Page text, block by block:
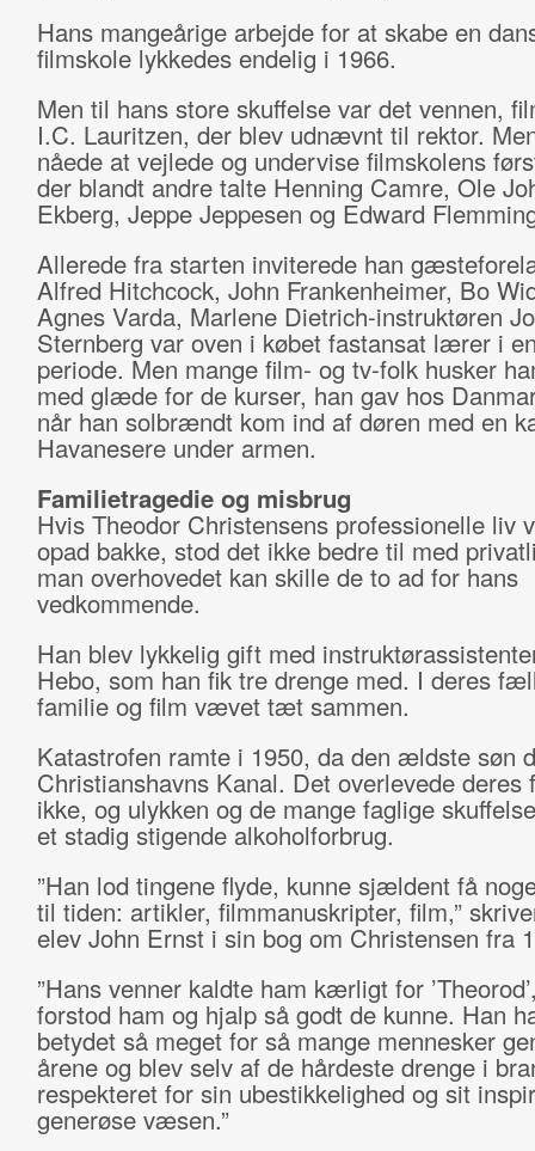
Hans mangeårige arbejde for at skabe en
filmskole lykkedes endelig i 1966.
Men til hans store skuffelse var det vennen,
I.C. Lauritzen, der blev udnævnt til rektor.
nåede at vejlede og undervise filmskolens
der blandt andre talte Henning Camre, Ole
Ekberg, Jeppe Jeppesen og Edward
Allerede fra starten inviterede han
Alfred Hitchcock, John Frankenheimer, Bo
Agnes Varda, Marlene Dietrich-instruktøren
Sternberg var oven i købet fastansat lærer i
periode. Men mange film- og tv-folk husker
med glæde for de kurser, han gav hos
når han solbrændt kom ind af døren med en
Havanesere under armen.
Familietragedie og misbrug
Hvis Theodor Christensens professionelle liv
opad bakke, stod det ikke bedre til med
man overhovedet kan skille de to ad for hans
vedkommende.
Han blev lykkelig gift med
Hebo, som han fik tre drenge med. I deres
familie og film vævet tæt sammen.
Katastrofen ramte i 1950, da den ældste søn
Christianshavns Kanal. Det overlevede deres
ikke, og ulykken og de mange faglige
et stadig stigende alkoholforbrug.
”Han lod tingene flyde, kunne sjældent få
til tiden: artikler, filmmanuskripter, film,”
elev John Ernst i sin bog om Christensen fra
”Hans venner kaldte ham kærligt for
forstod ham og hjalp så godt de kunne. Han
betydet så meget for så mange mennesker
årene og blev selv af de hårdeste drenge i
respekteret for sin ubestikkelighed og sit
generøse væsen.”